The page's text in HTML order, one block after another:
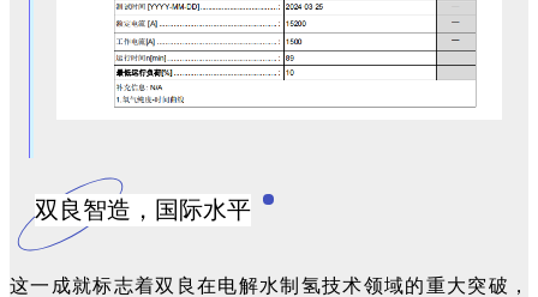
双良智造，国际水平
这一成就标志着双良在电解水制氢技术领域的重大突破，